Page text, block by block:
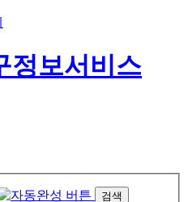
검색